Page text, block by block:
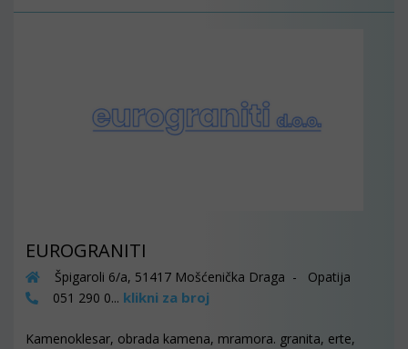
EUROGRANITI
Špigaroli 6/a, 51417 Mošćenička Draga - Opatija
051 290 0... klikni za broj
Kamenoklesar, obrada kamena, mramora. granita, erte,